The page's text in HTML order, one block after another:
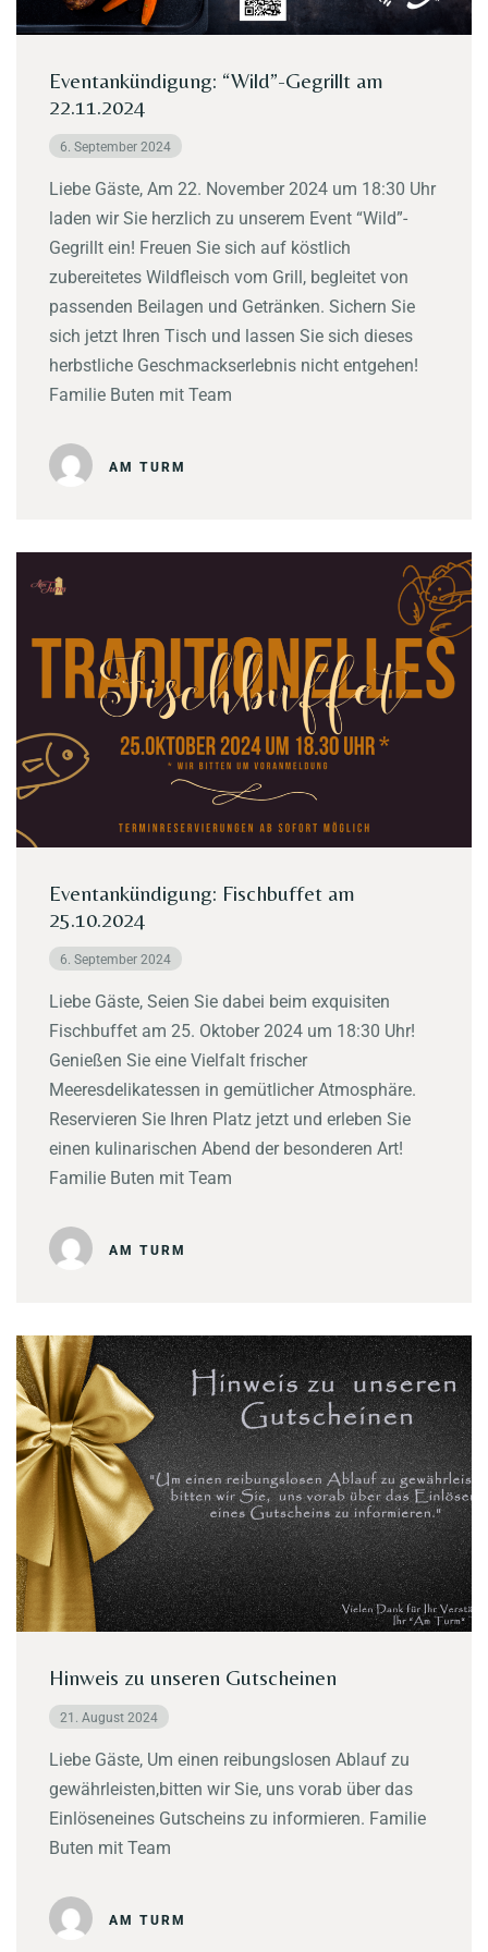
Impressum
Eventankündigung: “Wild”-Gegrillt am
22.11.2024
6. September 2024
Liebe Gäste, Am 22. November 2024 um 18:30 Uhr
laden wir Sie herzlich zu unserem Event “Wild”-
Gegrillt ein! Freuen Sie sich auf köstlich
zubereitetes Wildfleisch vom Grill, begleitet von
passenden Beilagen und Getränken. Sichern Sie
sich jetzt Ihren Tisch und lassen Sie sich dieses
herbstliche Geschmackserlebnis nicht entgehen!
Familie Buten mit Team
AM TURM
Eventankündigung: Fischbuffet am
25.10.2024
6. September 2024
Liebe Gäste, Seien Sie dabei beim exquisiten
Fischbuffet am 25. Oktober 2024 um 18:30 Uhr!
Genießen Sie eine Vielfalt frischer
Meeresdelikatessen in gemütlicher Atmosphäre.
Reservieren Sie Ihren Platz jetzt und erleben Sie
einen kulinarischen Abend der besonderen Art!
Familie Buten mit Team
AM TURM
Hinweis zu unseren Gutscheinen
21. August 2024
Liebe Gäste, Um einen reibungslosen Ablauf zu
gewährleisten,bitten wir Sie, uns vorab über das
Einlöseneines Gutscheins zu informieren. Familie
Buten mit Team
AM TURM